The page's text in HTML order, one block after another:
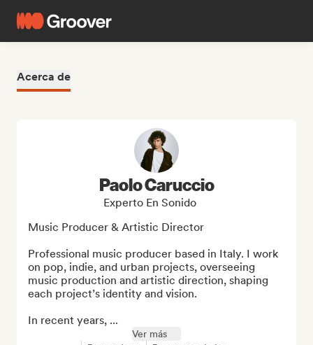
Acerca de
Paolo Caruccio
Experto En Sonido
Music Producer & Artistic Director
Professional music producer based in Italy. I work
on pop, indie, and urban projects, overseeing
music production and artistic direction, shaping
each project’s identity and vision.
In recent years, ...
Ver más